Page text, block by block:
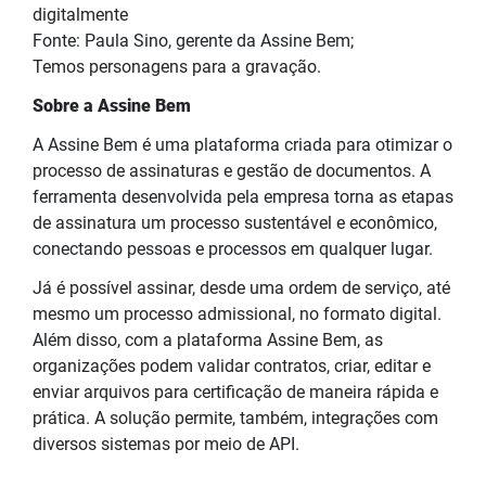
digitalmente
Fonte: Paula Sino, gerente da Assine Bem;
Temos personagens para a gravação.
Sobre a Assine Bem
A Assine Bem é uma plataforma criada para otimizar o
processo de assinaturas e gestão de documentos. A
ferramenta desenvolvida pela empresa torna as etapas
de assinatura um processo sustentável e econômico,
conectando pessoas e processos em qualquer lugar.
Já é possível assinar, desde uma ordem de serviço, até
mesmo um processo admissional, no formato digital.
Além disso, com a plataforma Assine Bem, as
organizações podem validar contratos, criar, editar e
enviar arquivos para certificação de maneira rápida e
prática. A solução permite, também, integrações com
diversos sistemas por meio de API.